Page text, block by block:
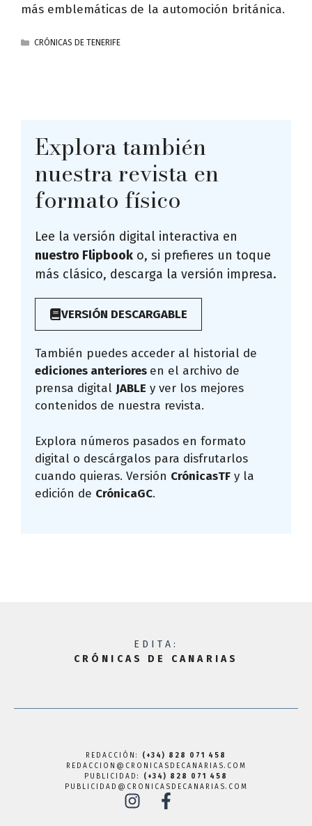
más emblemáticas de la automoción británica.
CATEGORÍAS
CRÓNICAS DE TENERIFE
Explora también
nuestra revista en
formato físico
Lee la versión digital interactiva en
nuestro Flipbook o, si prefieres un toque
más clásico, descarga la versión impresa.
VERSIÓN DESCARGABLE
También puedes acceder al historial de
ediciones anteriores en el archivo de
prensa digital JABLE y ver los mejores
contenidos de nuestra revista.
Explora números pasados en formato
digital o descárgalos para disfrutarlos
cuando quieras. Versión CrónicasTF y la
edición de CrónicaGC.
EDITA:
CRÓNICAS DE CANARIAS
REDACCIÓN: (+34) 828 071 458
REDACCION@CRONICASDECANARIAS.COM
PUBLICIDAD: (+34) 828 071 458
PUBLICIDAD@CRONICASDECANARIAS.COM